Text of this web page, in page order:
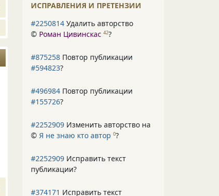
ИСПРАВЛЕНИЯ И ПРЕТЕНЗИИ
#2250814 Удалить авторство
© Роман Цивинскас 42?
#875258 Повтор публикации
#594823?
#496984 Повтор публикации
#155726?
#2252909 Изменить авторство на
© Я не знаю кто автор 0?
#2252909 Исправить текст
публикации?
#374171 Исправить текст